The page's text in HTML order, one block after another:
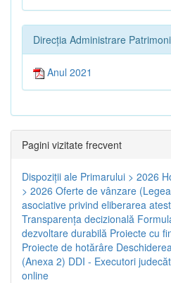
Direcția Administrare
Anul 2021
Pagini vizitate frecvent
Dispoziţii ale Primarului > 2026
> 2026 Oferte de vânzare
asociative privind eliberarea
Transparenţa decizională
dezvoltare durabilă Proiecte cu
Proiecte de hotărâre
(Anexa 2) DDI - Executori
online